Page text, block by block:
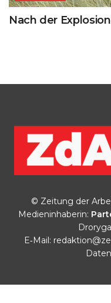
Nach der Explosion
© Zeitung der
Medieninhaberin:
E‑Mail: